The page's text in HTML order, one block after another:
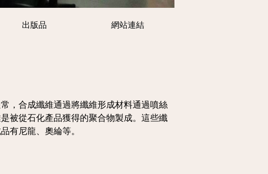
出版品 網站連結
，合成纖維通過將纖維形成材料通過噴絲
被從石化產品獲得的聚合物製成。這些纖
有尼龍、奧綸等。